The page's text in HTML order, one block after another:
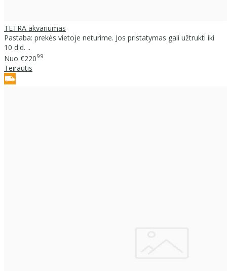
TETRA akvariumas
Pastaba: prekės vietoje neturime. Jos pristatymas gali užtrukti iki
10 d.d. ..
Nuo €22099
Teirautis